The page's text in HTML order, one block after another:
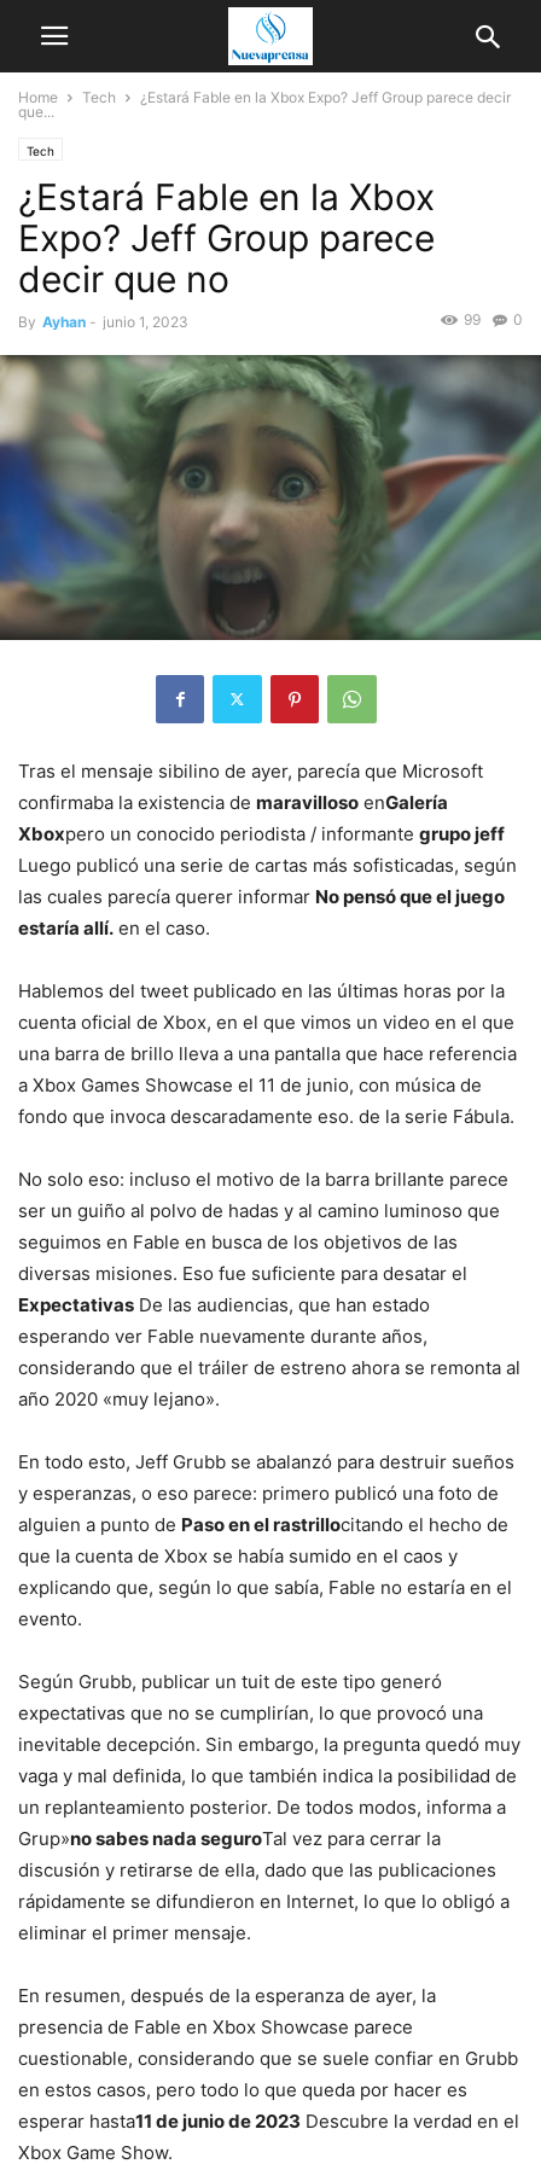
Home Tech
¿Estará Fable en la Xbox Expo? Jeff Group parece decir
que...
Tech
¿Estará Fable en la Xbox
Expo? Jeff Group parece
decir que no
By Ayhan - junio 1, 2023 0
99
Tras el mensaje sibilino de ayer, parecía que Microsoft
confirmaba la existencia de maravilloso enGalería
Xboxpero un conocido periodista / informante grupo jeff
Luego publicó una serie de cartas más sofisticadas, según
las cuales parecía querer informar No pensó que el juego
estaría allí. en el caso.
Hablemos del tweet publicado en las últimas horas por la
cuenta oficial de Xbox, en el que vimos un video en el que
una barra de brillo lleva a una pantalla que hace referencia
a Xbox Games Showcase el 11 de junio, con música de
fondo que invoca descaradamente eso. de la serie Fábula.
No solo eso: incluso el motivo de la barra brillante parece
ser un guiño al polvo de hadas y al camino luminoso que
seguimos en Fable en busca de los objetivos de las
diversas misiones. Eso fue suficiente para desatar el
Expectativas De las audiencias, que han estado
esperando ver Fable nuevamente durante años,
considerando que el tráiler de estreno ahora se remonta al
año 2020 «muy lejano».
En todo esto, Jeff Grubb se abalanzó para destruir sueños
y esperanzas, o eso parece: primero publicó una foto de
alguien a punto de Paso en el rastrillocitando el hecho de
que la cuenta de Xbox se había sumido en el caos y
explicando que, según lo que sabía, Fable no estaría en el
evento.
Según Grubb, publicar un tuit de este tipo generó
expectativas que no se cumplirían, lo que provocó una
inevitable decepción. Sin embargo, la pregunta quedó muy
vaga y mal definida, lo que también indica la posibilidad de
un replanteamiento posterior. De todos modos, informa a
Grup»no sabes nada seguroTal vez para cerrar la
discusión y retirarse de ella, dado que las publicaciones
rápidamente se difundieron en Internet, lo que lo obligó a
eliminar el primer mensaje.
En resumen, después de la esperanza de ayer, la
presencia de Fable en Xbox Showcase parece
cuestionable, considerando que se suele confiar en Grubb
en estos casos, pero todo lo que queda por hacer es
esperar hasta11 de junio de 2023 Descubre la verdad en el
Xbox Game Show.